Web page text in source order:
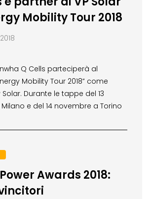
Mobility Tour 2018
Q Cells parteciperà al
Mobility Tour 2018” come
Durante le tappe del 13
e del 14 novembre a Torino
Awards 2018: